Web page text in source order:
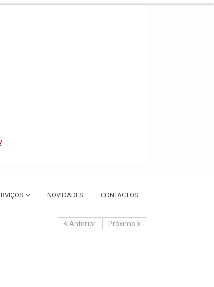
NOVIDADES CONTACTOS
Anterior Próximo